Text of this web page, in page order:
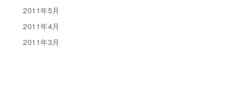
2011年5月
2011年4月
2011年3月